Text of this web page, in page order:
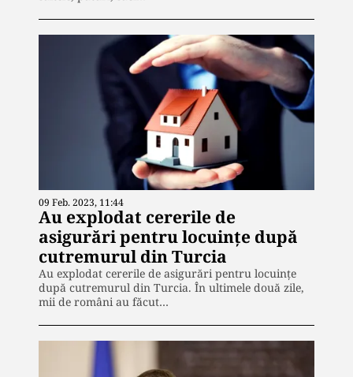
09 Feb. 2023, 11:44
Au explodat cererile de
asigurări pentru locuințe după
cutremurul din Turcia
Au explodat cererile de asigurări pentru locuințe
după cutremurul din Turcia. În ultimele două zile,
mii de români au făcut…